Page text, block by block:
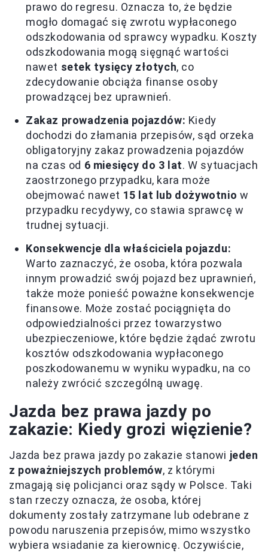
prawo do regresu. Oznacza to, że będzie
mogło domagać się zwrotu wypłaconego
odszkodowania od sprawcy wypadku. Koszty
odszkodowania mogą sięgnąć wartości
nawet setek tysięcy złotych, co
zdecydowanie obciąża finanse osoby
prowadzącej bez uprawnień.
Zakaz prowadzenia pojazdów: Kiedy
dochodzi do złamania przepisów, sąd orzeka
obligatoryjny zakaz prowadzenia pojazdów
na czas od 6 miesięcy do 3 lat. W sytuacjach
zaostrzonego przypadku, kara może
obejmować nawet 15 lat lub dożywotnio w
przypadku recydywy, co stawia sprawcę w
trudnej sytuacji.
Konsekwencje dla właściciela pojazdu:
Warto zaznaczyć, że osoba, która pozwala
innym prowadzić swój pojazd bez uprawnień,
także może ponieść poważne konsekwencje
finansowe. Może zostać pociągnięta do
odpowiedzialności przez towarzystwo
ubezpieczeniowe, które będzie żądać zwrotu
kosztów odszkodowania wypłaconego
poszkodowanemu w wyniku wypadku, na co
należy zwrócić szczególną uwagę.
Jazda bez prawa jazdy po
zakazie: Kiedy grozi więzienie?
Jazda bez prawa jazdy po zakazie stanowi jeden
z poważniejszych problemów, z którymi
zmagają się policjanci oraz sądy w Polsce. Taki
stan rzeczy oznacza, że osoba, której
dokumenty zostały zatrzymane lub odebrane z
powodu naruszenia przepisów, mimo wszystko
wybiera wsiadanie za kierownicę. Oczywiście,